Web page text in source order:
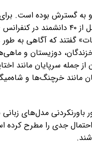
به گسترش بوده است.
۲۰۲۴ گروهی متشکل از ۴۰ دانشمند
گفتند که آگاهی به طور
خزندگان، دوزیستان و
از جمله سرپایان مانند
مانند خرچنگ‌ها و
باورنکردنی مدل‌های زبانی
جدی را مطرح کرده